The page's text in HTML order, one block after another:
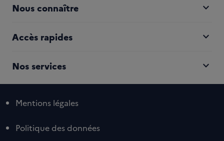
Nous connaître expand_more
Accès rapides expand_more
Nos services expand_more
Mentions légales
Politique des données